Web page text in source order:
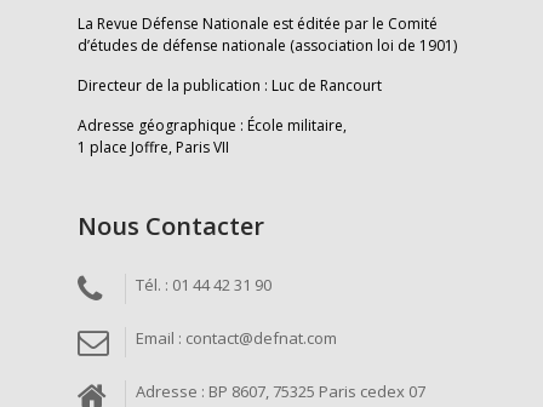
La Revue Défense Nationale est éditée par le Comité
d’études de défense nationale (association loi de 1901)
Directeur de la publication : Luc de Rancourt
Adresse géographique : École militaire,
1 place Joffre, Paris VII
Nous Contacter
Tél. : 01 44 42 31 90
Email : contact@defnat.com
Adresse : BP 8607, 75325 Paris cedex 07